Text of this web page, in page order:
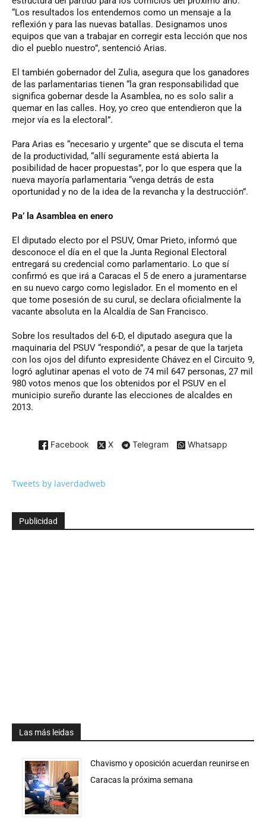
“Los resultados los entendemos como un mensaje a la
reflexión y para las nuevas batallas. Designamos unos
equipos que van a trabajar en corregir esta lección que nos
dio el pueblo nuestro”, sentenció Arias.
El también gobernador del Zulia, asegura que los ganadores
de las parlamentarias tienen “la gran responsabilidad que
significa gobernar desde la Asamblea, no es solo salir a
quemar en las calles. Hoy, yo creo que entendieron que la
mejor vía es la electoral”.
Para Arias es “necesario y urgente” que se discuta el tema
de la productividad, “allí seguramente está abierta la
posibilidad de hacer propuestas”, por lo que espera que la
nueva mayoría parlamentaria “venga detrás de esta
oportunidad y no de la idea de la revancha y la destrucción”.
Pa’ la Asamblea en enero
El diputado electo por el PSUV, Omar Prieto, informó que
desconoce el día en el que la Junta Regional Electoral
entregará su credencial como parlamentario. Lo que sí
confirmó es que irá a Caracas el 5 de enero a juramentarse
en su nuevo cargo como legislador. En el momento en el
que tome posesión de su curul, se declara oficialmente la
vacante absoluta en la Alcaldía de San Francisco.
Sobre los resultados del 6-D, el diputado asegura que la
maquinaria del PSUV “respondió”, a pesar de que la tarjeta
con los ojos del difunto expresidente Chávez en el Circuito 9,
logró aglutinar apenas el voto de 74 mil 647 personas, 27 mil
980 votos menos que los obtenidos por el PSUV en el
municipio sureño durante las elecciones de alcaldes en
2013.
Facebook X Telegram Whatsapp
Tweets by laverdadweb
Publicidad
Las más leidas
Chavismo y oposición acuerdan reunirse en
Caracas la próxima semana